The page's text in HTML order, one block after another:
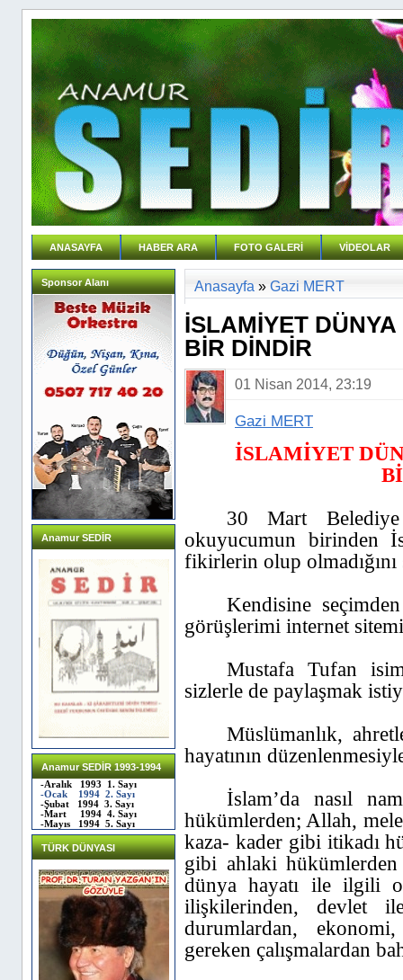
ANASAYFA HABER ARA FOTO GALERİ VİDEOLAR
Sponsor Alanı
Anamur SEDİR
Anamur SEDİR 1993-1994
-Aralık 1993 1. Sayı
-Ocak 1994 2. Sayı
-Şubat 1994 3. Sayı
-Mart 1994 4. Sayı
-Mayıs 1994 5. Sayı
TÜRK DÜNYASI
Anasayfa » Gazi MERT
İSLAMİYET
BİR DİNDİR
01 Nisan 2014, 23:19
Gazi MERT
İSLAMİYET
30 Mart Belediye
okuyucumun birinden
fikirlerin olup
Kendisine
görüşlerimi internet
Mustafa Tufan
sizlerle de paylaşmak
Müslümanlık,
hayatının
İslam’da nasıl
hükümlerden; Allah,
kaza- kader gibi itikadı
gibi ahlaki
dünya hayatı ile ilgili
ilişkilerinden, devlet
durumlardan,
gereken çalışmalardan